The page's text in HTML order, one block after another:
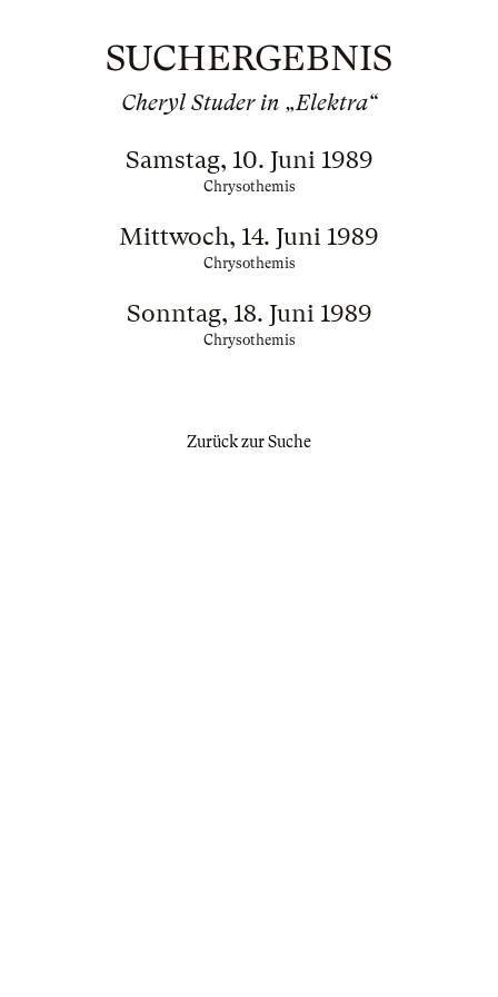
SUCHERGEBNIS
Cheryl Studer in „Elektra“
Samstag, 10. Juni 1989
Chrysothemis
Mittwoch, 14. Juni 1989
Chrysothemis
Sonntag, 18. Juni 1989
Chrysothemis
Zurück zur Suche